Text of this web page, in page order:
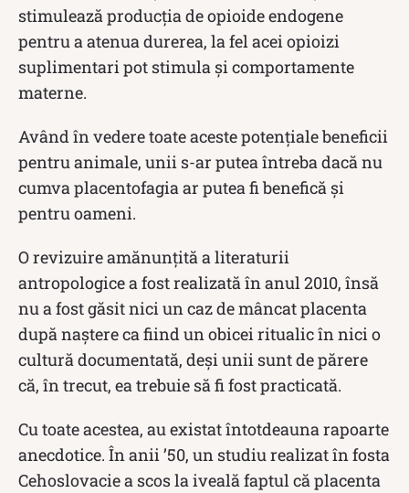
stimulează producția de opioide endogene
pentru a atenua durerea, la fel acei opioizi
suplimentari pot stimula și comportamente
materne.
Având în vedere toate aceste potențiale beneficii
pentru animale, unii s-ar putea întreba dacă nu
cumva placentofagia ar putea fi benefică și
pentru oameni.
O revizuire amănunțită a literaturii
antropologice a fost realizată în anul 2010, însă
nu a fost găsit nici un caz de mâncat placenta
după naștere ca fiind un obicei ritualic în nici o
cultură documentată, deși unii sunt de părere
că, în trecut, ea trebuie să fi fost practicată.
Cu toate acestea, au existat întotdeauna rapoarte
anecdotice. În anii ’50, un studiu realizat în fosta
Cehoslovacie a scos la iveală faptul că placenta